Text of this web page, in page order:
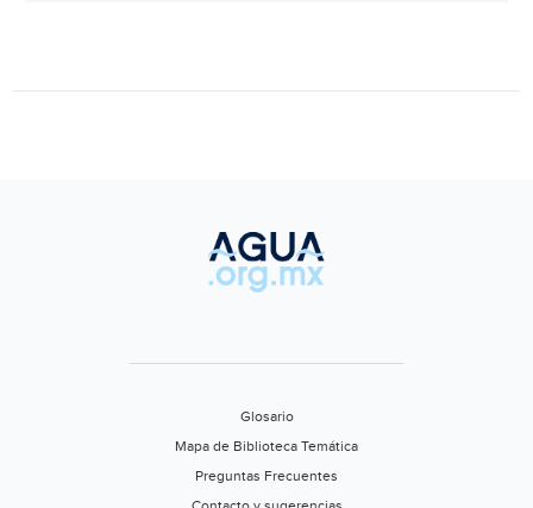
Glosario
Mapa de Biblioteca Temática
Preguntas Frecuentes